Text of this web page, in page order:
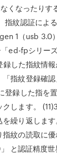
くなったりす
指紋認証によ
1（usb 3.0
ed-fpシリー
した指紋情
指紋登録確
録した指を置
クします。
繰り返しま
紋の読取に
と認証精度世